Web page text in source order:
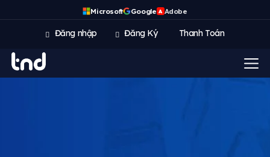
Microsoft Google A Adobe
Đăng nhập Đăng Ký Thanh Toán